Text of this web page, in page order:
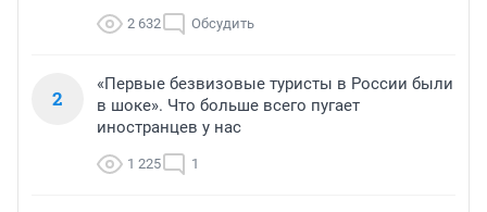
2 632 Обсудить
2
«Первые безвизовые туристы в России были
в шоке». Что больше всего пугает
иностранцев у нас
1 225 1